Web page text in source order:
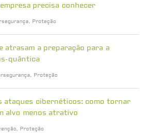
precisa conhecer
, Proteção
atrasam a preparação para a
quântica
, Proteção
ataques cibernéticos: como tornar
alvo menos atrativo
, Proteção